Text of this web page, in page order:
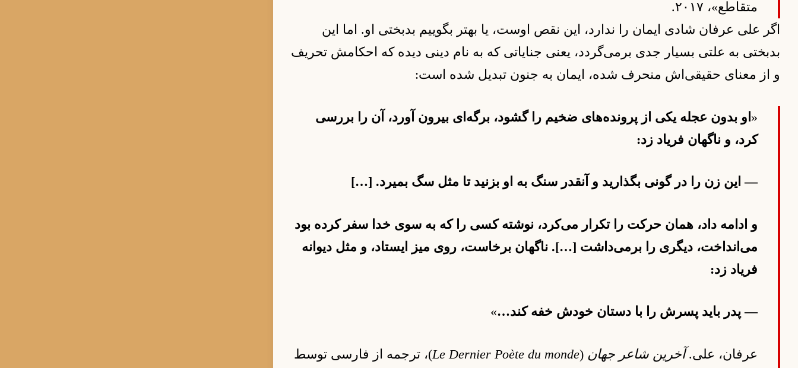
متقاطع»، ۲۰۱۷.
اگر علی عرفان شادی ایمان را ندارد، این نقص اوست، یا بهتر بگوییم بدبختی او. اما این
بدبختی به علتی بسیار جدی برمی‌گردد، یعنی جنایاتی که به نام دینی دیده که احکامش تحریف
و از معنای حقیقی‌اش منحرف شده، ایمان به جنون تبدیل شده است:
« او بدون عجله یکی از پرونده‌های ضخیم را گشود، برگه‌ای بیرون آورد، آن را بررسی
کرد، و ناگهان فریاد زد:
— این زن را در گونی بگذارید و آنقدر سنگ به او بزنید تا مثل سگ بمیرد. […]
و ادامه داد، همان حرکت را تکرار می‌کرد، نوشته کسی را که به سوی خدا سفر کرده بود
می‌انداخت، دیگری را برمی‌داشت […]. ناگهان برخاست، روی میز ایستاد، و مثل دیوانه
فریاد زد:
— پدر باید پسرش را با دستان خودش خفه کند…»
عرفان، علی.آخرین شاعر جهان (
Le Dernier Poète du monde)، ترجمه از فارسی توسط